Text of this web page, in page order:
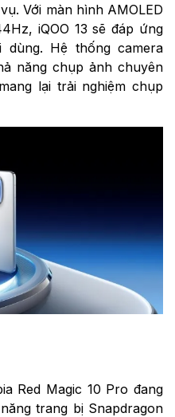
Với màn hình AMOLED
iQOO 13 sẽ đáp ứng
Hệ thống camera
năng chụp ảnh chuyên
lại trải nghiệm chụp
Red Magic 10 Pro đang
trang bị Snapdragon